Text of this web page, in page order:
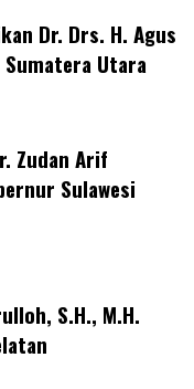
Dr. Drs. H. Agus
Sumatera Utara
Zudan Arif
Sulawesi
S.H., M.H.